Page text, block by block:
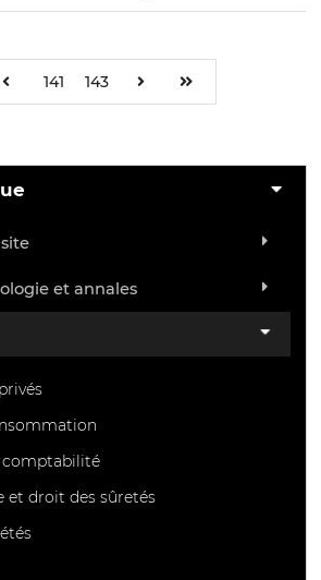
141 143
et annales
et droit des sûretés